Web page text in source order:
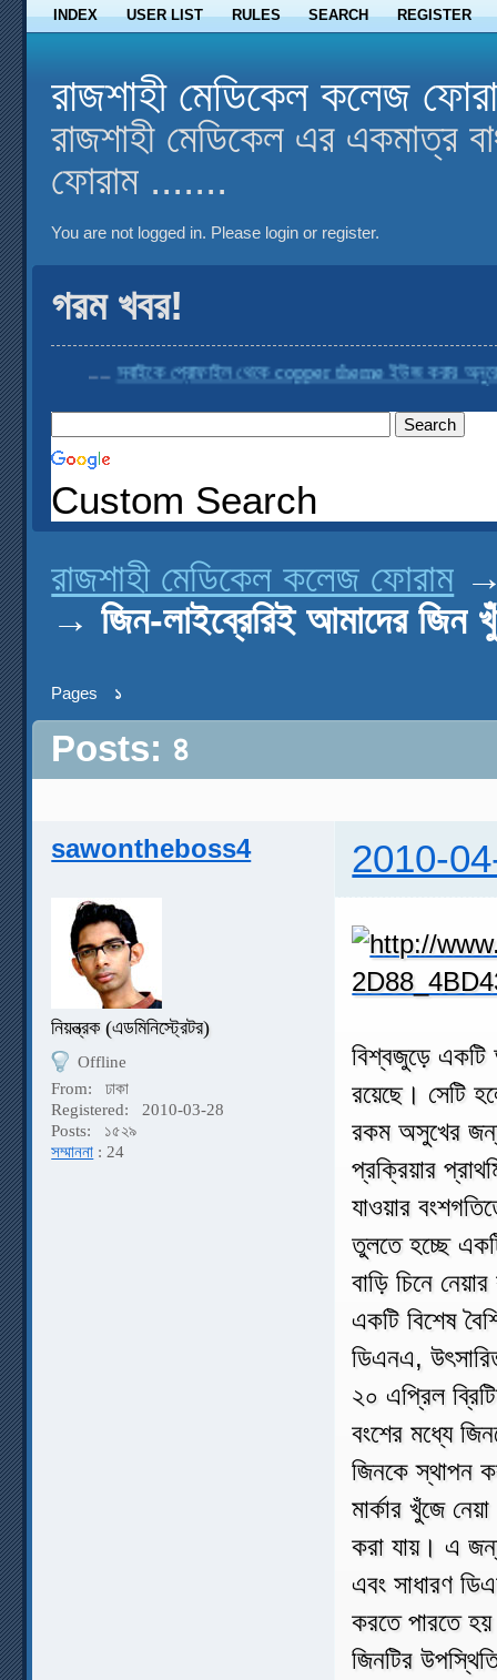
INDEX USER LIST RULES SEARCH REGISTER
রাজশাহী মেডিকেল কলেজ
রাজশাহী মেডিকেল এর একমাত্র
ফোরাম .......
You are not logged in. Please login or register.
গরম খবর!
সবাইকে প্রোফাইল থেকে copper theme ইউজ করার অনুরোধ করা
Custom Search
রাজশাহী মেডিকেল কলেজ ফোরাম
→জিন-লাইব্রেরিই আমাদের জিন
Pages ১
Posts: ৪
sawontheboss4 2010-
নিয়ন্ত্রক (এডমিনিস্ট্রেটর)
Offline
From:
ঢাকা
Registered:
2010-03-28
Posts:
১৫২৯
সম্মাননা : 24
বিশ্বজুড়ে একটি
রয়েছে। সেটি
রকম অসুখের
প্রক্রিয়ার
যাওয়ার
তুলতে হচ্ছে
বাড়ি চিনে
একটি বিশেষ
ডিএনএ,
২০ এপ্রিল
বংশের মধ্যে
জিনকে স্থাপন
মার্কার খুঁজে
করা যায়। এ
এবং সাধারণ
করতে পারতে
জিনটির